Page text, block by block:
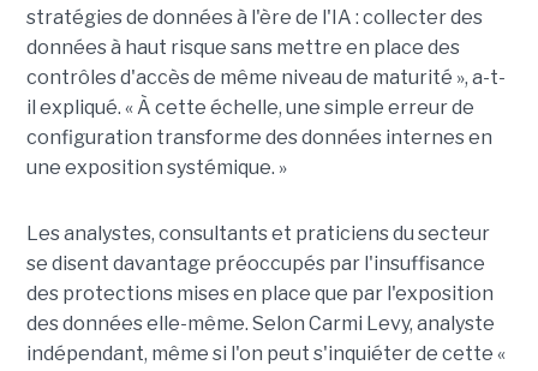
stratégies de données à l'ère de l'IA : collecter des
données à haut risque sans mettre en place des
contrôles d'accès de même niveau de maturité », a-t-
il expliqué. « À cette échelle, une simple erreur de
configuration transforme des données internes en
une exposition systémique. »
Les analystes, consultants et praticiens du secteur
se disent davantage préoccupés par l'insuffisance
des protections mises en place que par l'exposition
des données elle-même. Selon Carmi Levy, analyste
indépendant, même si l'on peut s'inquiéter de cette «